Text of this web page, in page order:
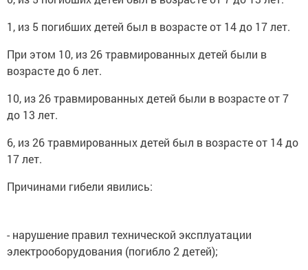
1, из 5 погибших детей был в возрасте от 14 до 17 лет.
При этом 10, из 26 травмированных детей были в
возрасте до 6 лет.
10, из 26 травмированных детей были в возрасте от 7
до 13 лет.
6, из 26 травмированных детей был в возрасте от 14 до
17 лет.
Причинами гибели явились:
- нарушение правил технической эксплуатации
электрооборудования (погибло 2 детей);